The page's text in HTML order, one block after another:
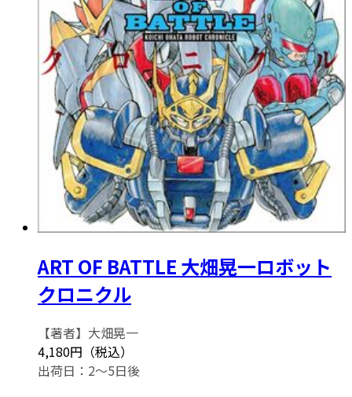
ART OF BATTLE 大畑晃一ロボット
クロニクル
【著者】大畑晃一
4,180円（税込）
出荷日：2～5日後